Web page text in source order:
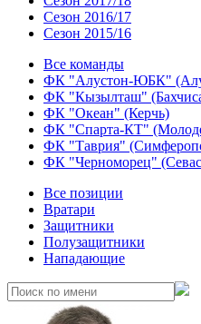
Сезон 2016/17
Сезон 2015/16
Все команды
ФК "Алустон-ЮБК"
ФК "Кызылташ"
ФК "Океан" (Керчь)
ФК "Спарта-КТ"
ФК "Таврия"
ФК "Черноморец"
Все позиции
Вратари
Защитники
Полузащитники
Нападающие